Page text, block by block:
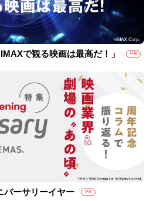
で観る映画は最高だ！」 PR
バーサリーイヤー PR